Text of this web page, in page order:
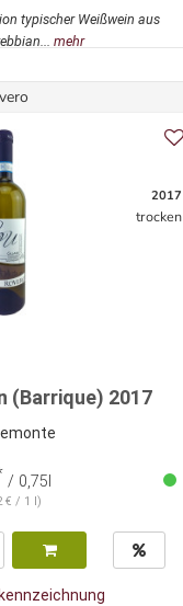
typischer Weißwein aus
mehr
2017
trocken
(Barrique) 2017
/ 0,75l
€ / 1 l)